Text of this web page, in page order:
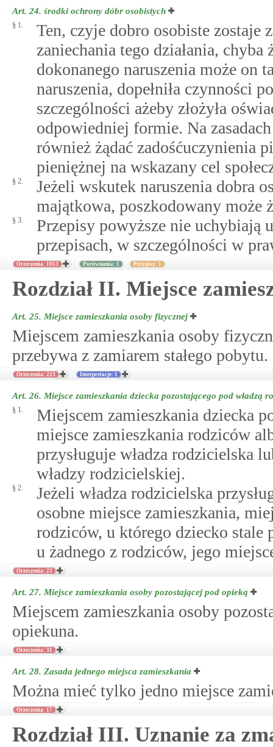
Art. 24. środki ochrony dóbr osobistych
§ 1.
Ten, czyje dobro osobiste zostaje
zaniechania tego działania,
dokonanego naruszenia może on
naruszenia, dopełniła czynności
szczególności ażeby złożyła
odpowiedniej formie. Na
również żądać zadośćuczynienia
pieniężnej na wskazany cel
§ 2.
Jeżeli wskutek naruszenia dobra
majątkowa, poszkodowany może
§ 3.
Przepisy powyższe nie
przepisach, w szczególności w
Orzeczenia: 1013 Porównania: 1 Przypisy: 1
Rozdział II. Miejsce
Art. 25. Miejsce zamieszkania osoby fizycznej
Miejscem zamieszkania osoby
przebywa z zamiarem stałego pobytu.
Orzeczenia: 223 Interpretacje: 1
Art. 26. Miejsce zamieszkania dziecka pozostającego pod władzą
§ 1.
Miejscem zamieszkania dziecka
miejsce zamieszkania rodziców
przysługuje władza rodzicielska
władzy rodzicielskiej.
§ 2.
Jeżeli władza rodzicielska
osobne miejsce zamieszkania,
rodziców, u którego dziecko stale
u żadnego z rodziców, jego
Orzeczenia: 23
Art. 27. Miejsce zamieszkania osoby pozostającej pod opieką
Miejscem zamieszkania osoby
opiekuna.
Orzeczenia: 31
Art. 28. Zasada jednego miejsca zamieszkania
Można mieć tylko jedno miejsce
Orzeczenia: 17
Rozdział III. Uznanie za